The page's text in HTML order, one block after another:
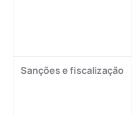
Sanções e fiscalização